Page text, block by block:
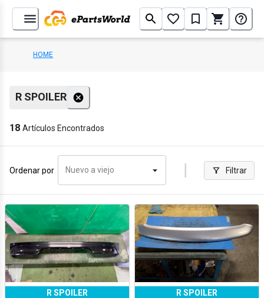
HOME
R SPOILER
18 Artículos Encontrados
Ordenar por Nuevo a viejo Filtrar
R SPOILER
R SPOILER